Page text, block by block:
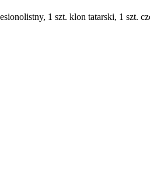
1 szt. klon tatarski, 1 szt.